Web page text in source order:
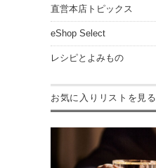
直営本店トピックス
eShop Select
レシピとよみもの
お気に入りリストを見る